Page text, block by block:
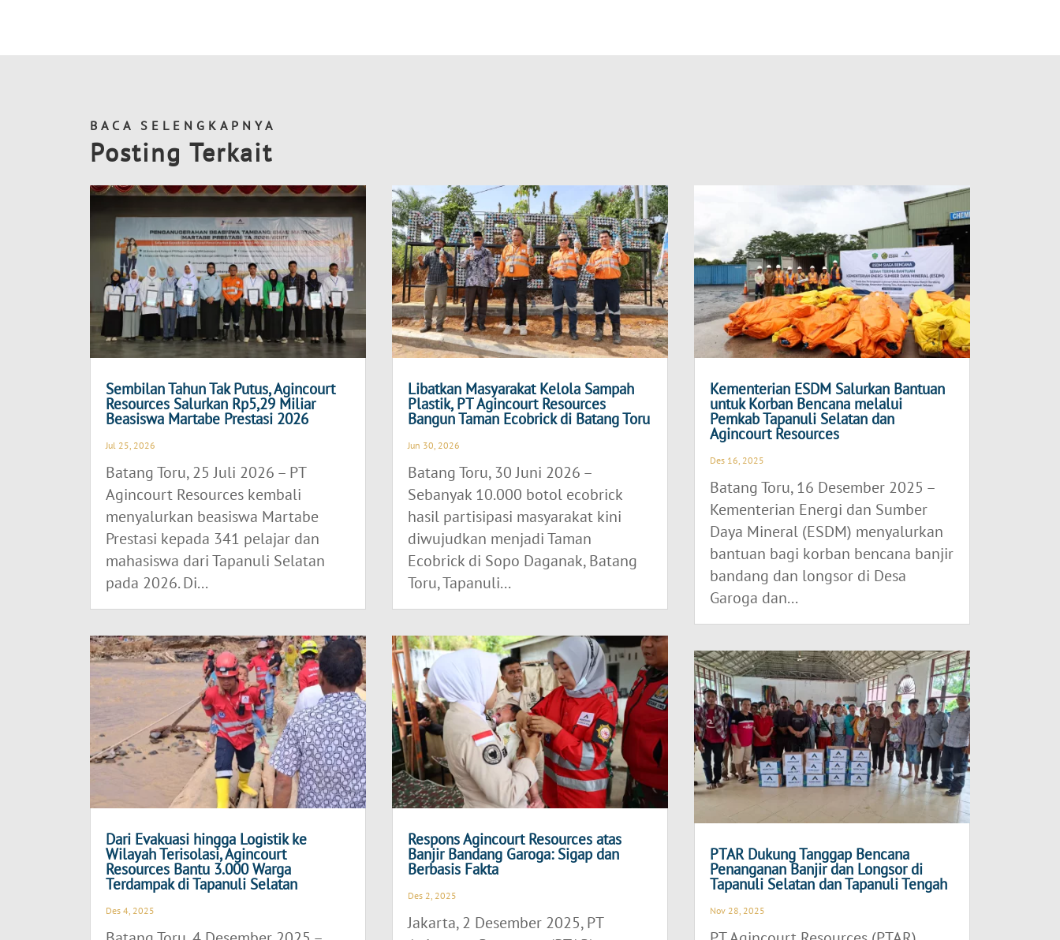
BACA SELENGKAPNYA
Posting Terkait
Sembilan Tahun Tak Putus, Agincourt
Resources Salurkan Rp5,29 Miliar
Beasiswa Martabe Prestasi 2026
Jul 25, 2026
Batang Toru, 25 Juli 2026 – PT
Agincourt Resources kembali
menyalurkan beasiswa Martabe
Prestasi kepada 341 pelajar dan
mahasiswa dari Tapanuli Selatan
pada 2026. Di...
Dari Evakuasi hingga Logistik ke
Wilayah Terisolasi, Agincourt
Resources Bantu 3.000 Warga
Terdampak di Tapanuli Selatan
Des 4, 2025
Libatkan Masyarakat Kelola Sampah
Plastik, PT Agincourt Resources
Bangun Taman Ecobrick di Batang Toru
Jun 30, 2026
Batang Toru, 30 Juni 2026 –
Sebanyak 10.000 botol ecobrick
hasil partisipasi masyarakat kini
diwujudkan menjadi Taman
Ecobrick di Sopo Daganak, Batang
Toru, Tapanuli...
Respons Agincourt Resources atas
Banjir Bandang Garoga: Sigap dan
Berbasis Fakta
Des 2, 2025
Jakarta, 2 Desember 2025, PT
Kementerian ESDM Salurkan Bantuan
untuk Korban Bencana melalui
Pemkab Tapanuli Selatan dan
Agincourt Resources
Des 16, 2025
Batang Toru, 16 Desember 2025 –
Kementerian Energi dan Sumber
Daya Mineral (ESDM) menyalurkan
bantuan bagi korban bencana banjir
bandang dan longsor di Desa
Garoga dan...
PTAR Dukung Tanggap Bencana
Penanganan Banjir dan Longsor di
Tapanuli Selatan dan Tapanuli Tengah
Nov 28, 2025